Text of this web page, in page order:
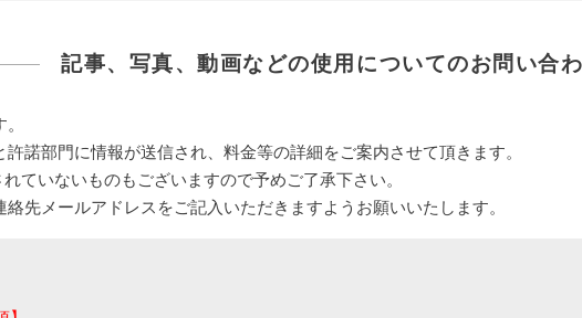
記事、写真、動画などの使用についてのお問い合
諾部門に情報が送信され、料金等の詳細をご案内させて頂きます。
ていないものもございますので予めご了承下さい。
先メールアドレスをご記入いただきますようお願いいたします。